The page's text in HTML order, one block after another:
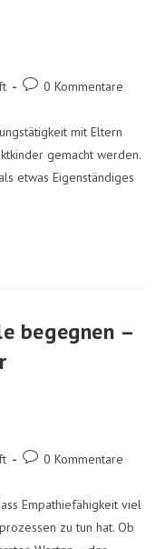
0 Kommentare
mit Eltern
gemacht werden.
etwas Eigenständiges
begegnen –
0 Kommentare
Empathiefähigkeit viel
zu tun hat. Ob